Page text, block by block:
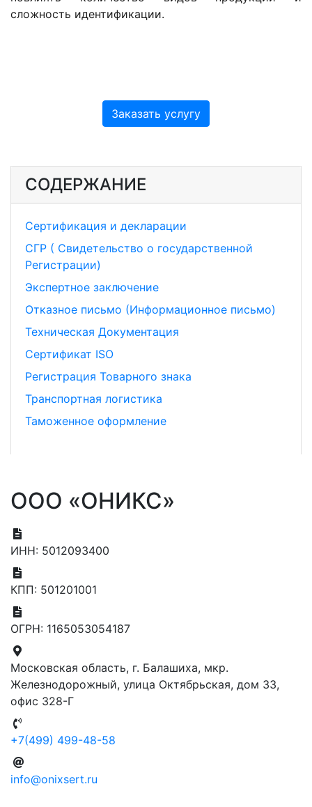
СОДЕРЖАНИЕ
Сертификация и декларации
СГР ( Свидетельство о государственной
Регистрации)
Экспертное заключение
Отказное письмо (Информационное письмо)
Техническая Документация
Сертификат ISO
Регистрация Товарного знака
Транспортная логистика
Таможенное оформление
сложность идентификации.
Заказать услугу
ООО «ОНИКС»
ИНН: 5012093400
КПП: 501201001
ОГРН: 1165053054187
Московская область, г. Балашиха, мкр.
Железнодорожный, улица Октябрьская, дом 33,
офис 328-Г
+7(499) 499-48-58
info@onixsert.ru